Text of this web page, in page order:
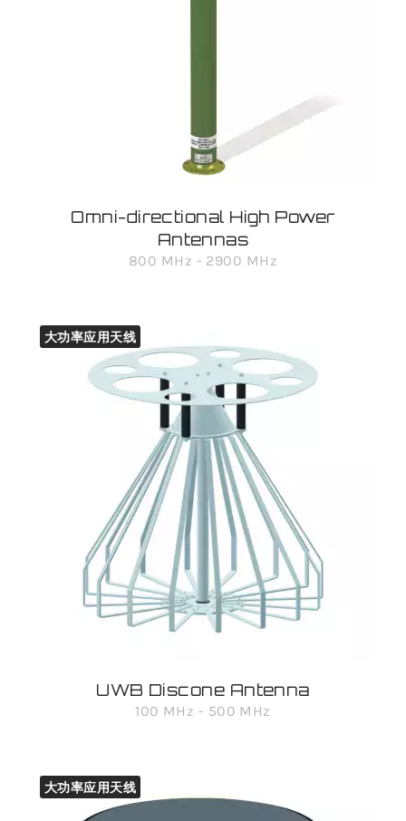
Omni-directional High Power
Antennas
800 MHz - 2900 MHz
大功率应用天线
UWB Discone Antenna
100 MHz - 500 MHz
大功率应用天线